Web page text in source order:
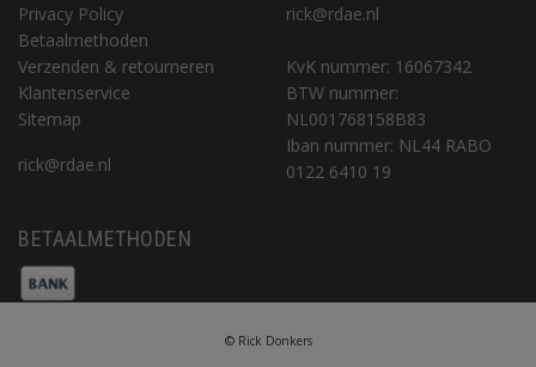
Privacy Policy
Betaalmethoden
Verzenden & retourneren
Klantenservice
Sitemap
rick@rdae.nl
rick@rdae.nl
KvK nummer: 16067342
BTW nummer:
NL001768158B83
Iban nummer: NL44 RABO
0122 6410 19
BETAALMETHODEN
© Rick Donkers